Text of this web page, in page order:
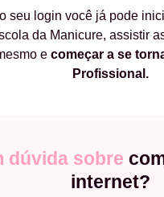
seu login você já pode
da Manicure, assistir
e começar a se
Profissional.
dúvida sobre
internet?